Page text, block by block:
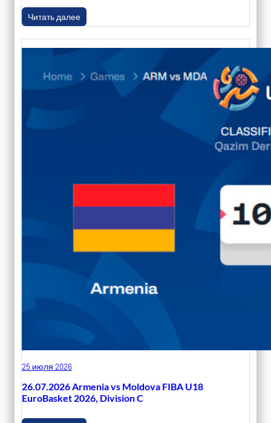
Читать далее
25 июля 2026
26.07.2026 Armenia vs Moldova FIBA U18
EuroBasket 2026, Division C